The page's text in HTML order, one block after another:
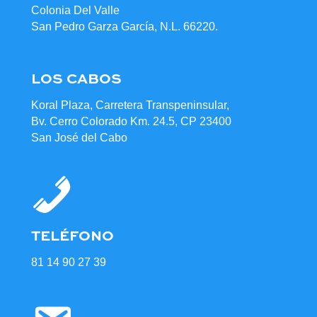
Colonia Del Valle
San Pedro Garza García, N.L. 66220.
LOS CABOS
Koral Plaza, Carretera Transpeninsular,
Bv. Cerro Colorado Km. 24.5, CP 23400
San José del Cabo
TELÉFONO
81 14 90 27 39